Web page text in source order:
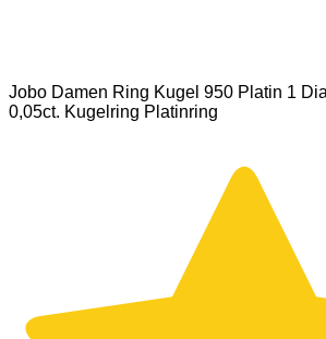
Jobo Damen Ring Kugel 950 Platin 1
0,05ct. Kugelring Platinring